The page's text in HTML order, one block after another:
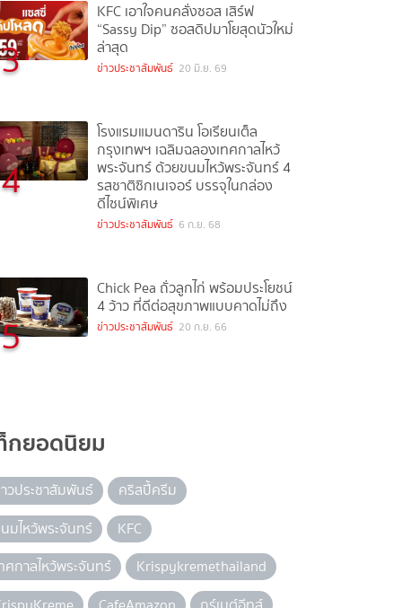
3
KFC เอาใจคนคลั่งซอส เสิร์ฟ
“Sassy Dip” ซอสดิปมาโยสุดนัวใหม่
ล่าสุด
ข่าวประชาสัมพันธ์ 20 มิ.ย. 69
4
โรงแรมแมนดาริน โอเรียนเต็ล
กรุงเทพฯ เฉลิมฉลองเทศกาลไหว้
พระจันทร์ ด้วยขนมไหว้พระจันทร์ 4
รสชาติซิกเนเจอร์ บรรจุในกล่อง
ดีไซน์พิเศษ
ข่าวประชาสัมพันธ์ 6 ก.ย. 68
5
Chick Pea ถั่วลูกไก่ พร้อมประโยชน์
4 ว้าว ที่ดีต่อสุขภาพแบบคาดไม่ถึง
ข่าวประชาสัมพันธ์ 20 ก.ย. 66
กยอดนิยม
วประชาสัมพันธ์
คริสปี้ครีม
มไหว้พระจันทร์
KFC
ศกาลไหว้พระจันทร์
Krispykremethailand